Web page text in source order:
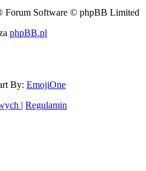
Forum Software © phpBB Limited
phpBB.pl
By: EmojiOne
| Regulamin